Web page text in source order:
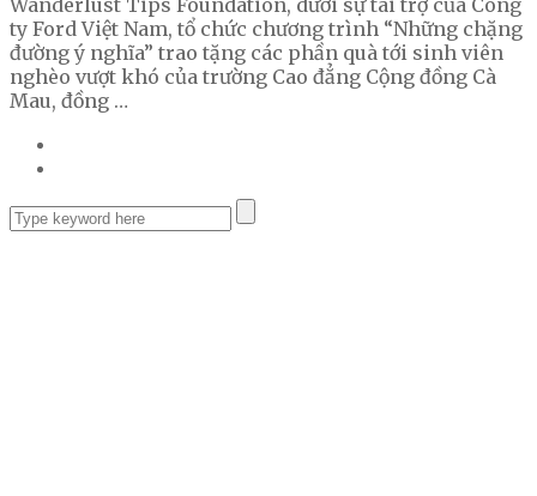
Wanderlust Tips Foundation, dưới sự tài trợ của Công
ty Ford Việt Nam, tổ chức chương trình “Những chặng
đường ý nghĩa” trao tặng các phần quà tới sinh viên
nghèo vượt khó của trường Cao đẳng Cộng đồng Cà
Mau, đồng …